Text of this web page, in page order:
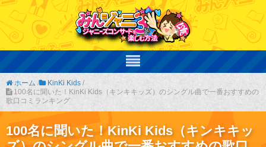
ホーム / KinKi Kids /
100名に聞いた！KinKi Kids（キンキキッズ）のシングル曲で一番おすすめの
歌口コミランキング
100名に聞いた！KinKi Kids（キンキキッ